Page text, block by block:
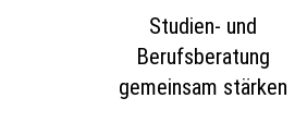
Studien- und
Berufsberatung
gemeinsam stärken